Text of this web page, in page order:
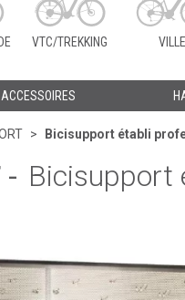
VTC/TREKKING VILLE
ACCESSOIRES
Bicisupport établi
- Bicisupport